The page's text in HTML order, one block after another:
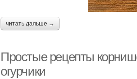
читать дальше →
Простые рецепты
огурчики